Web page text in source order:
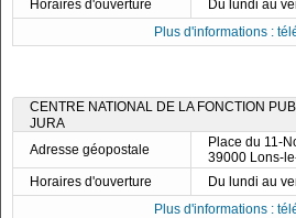
Horaires d'ouverture
Du lundi au
Plus d'informations :
CENTRE NATIONAL DE LA FONCTION
JURA
Adresse géopostale
Place du 11-
39000 Lons-
Horaires d'ouverture
Du lundi au
Plus d'informations :